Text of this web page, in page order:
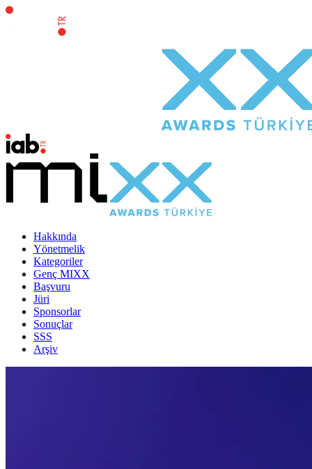
Hakkında
Yönetmelik
Kategoriler
Genç MIXX
Başvuru
Jüri
Sponsorlar
Sonuçlar
SSS
Arşiv